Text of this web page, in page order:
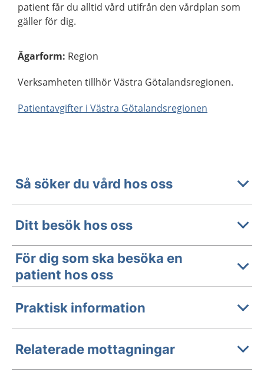
patient får du alltid vård utifrån den vårdplan som
gäller för dig.
Ägarform: Region
Verksamheten tillhör Västra Götalandsregionen.
Patientavgifter i Västra Götalandsregionen
Så söker du vård hos oss
Ditt besök hos oss
För dig som ska besöka en
patient hos oss
Praktisk information
Relaterade mottagningar